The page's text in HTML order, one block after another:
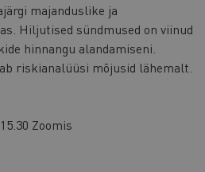
majanduslike ja
Hiljutised sündmused on viinud
hinnangu alandamiseni.
riskianalüüsi mõjusid lähemalt.
Zoomis